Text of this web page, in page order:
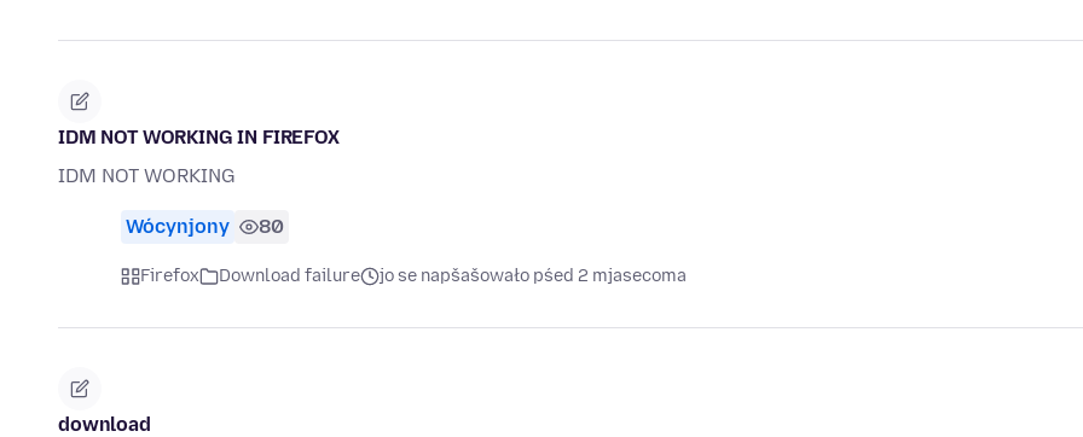
IDM NOT WORKING IN FIREFOX
IDM NOT WORKING
Wócynjony 80
Firefox Download failure jo se napšašowało pśed 2 mjasecoma
download